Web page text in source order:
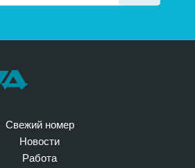
Свежий номер
Новости
Работа